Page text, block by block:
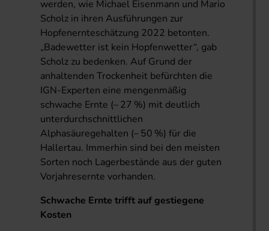
werden, wie Michael Eisenmann und Mario
Scholz in ihren Ausführungen zur
Hopfenernteschätzung 2022 betonten.
„Badewetter ist kein Hopfenwetter“, gab
Scholz zu bedenken. Auf Grund der
anhaltenden Trockenheit befürchten die
IGN-Experten eine mengenmäßig
schwache Ernte (– 27 %) mit deutlich
unterdurchschnittlichen
Alphasäuregehalten (– 50 %) für die
Hallertau. Immerhin sind bei den meisten
Sorten noch Lagerbestände aus der guten
Vorjahresernte vorhanden.
Schwache Ernte trifft auf gestiegene
Kosten